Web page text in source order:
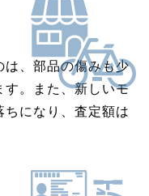
は、部品の傷みも少
す。また、新しいモ
になり、査定額は